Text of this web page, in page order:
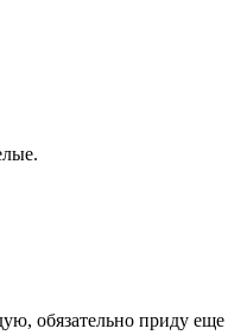
обязательно приду еще